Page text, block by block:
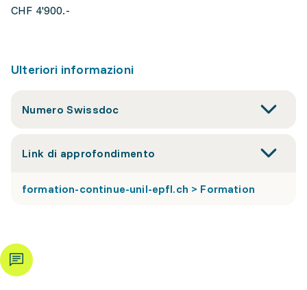
CHF 4'900.-
Ulteriori informazioni
Numero Swissdoc
Link di approfondimento
formation-continue-unil-epfl.ch > Formation